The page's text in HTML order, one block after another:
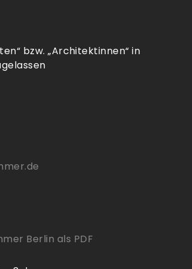
bzw. „Architektinnen“ in
Berlin als PDF